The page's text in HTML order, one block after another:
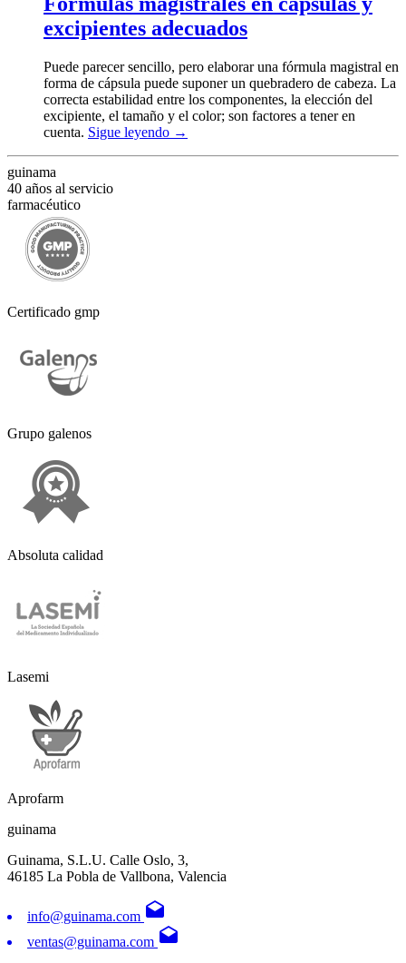
excipientes adecuados
Puede parecer sencillo, pero elaborar una fórmula magistral en
forma de cápsula puede suponer un quebradero de cabeza. La
correcta estabilidad entre los componentes, la elección del
excipiente, el tamaño y el color; son factores a tener en
cuenta. Sigue leyendo →
guinama
40 años al servicio
farmacéutico
Certificado gmp
Grupo galenos
Absoluta calidad
Lasemi
Aprofarm
guinama
Guinama, S.L.U. Calle Oslo, 3,
46185 La Pobla de Vallbona, Valencia
info@guinama.com drafts
ventas@guinama.com drafts